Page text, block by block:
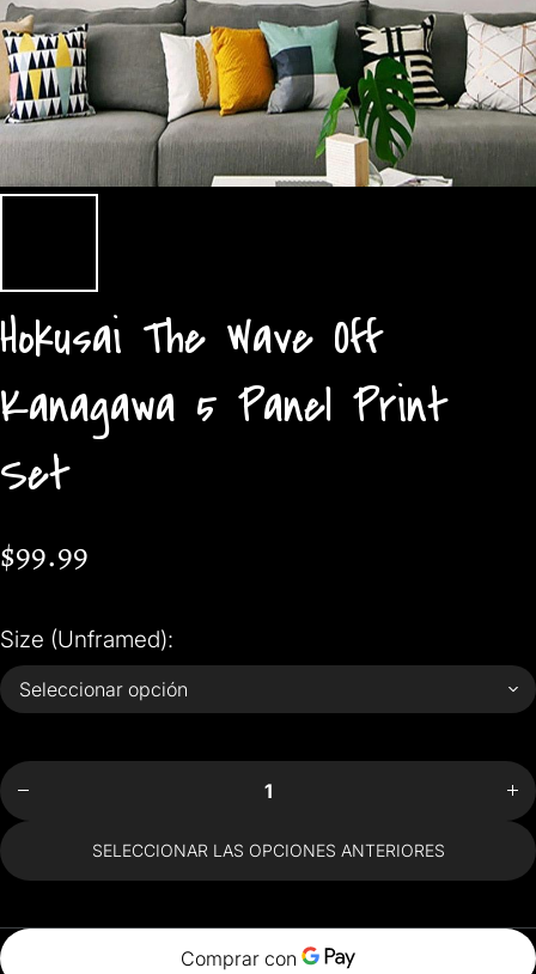
Hokusai The Wave Off
Kanagawa 5 Panel Print
Set
$99.99
Size (Unframed):
Disminuir
The Wave
Kanagawa
5
SELECCIONAR LAS OPCIONES ANTERIORES